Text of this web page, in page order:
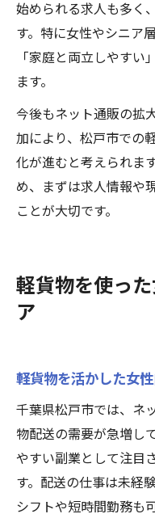
始められる求人も多く
す。特に女性やシニア
「家庭と両立しやす
ます。
今後もネット通販の拡
加により、松戸市での
化が進むと考えられま
め、まずは求人情報や
ことが大切です。
軽貨物を使っ
ア
軽貨物を活かした女
千葉県松戸市では、ネ
物配送の需要が急増し
やすい副業として注目
す。配送の仕事は未経
シフトや短時間勤務も